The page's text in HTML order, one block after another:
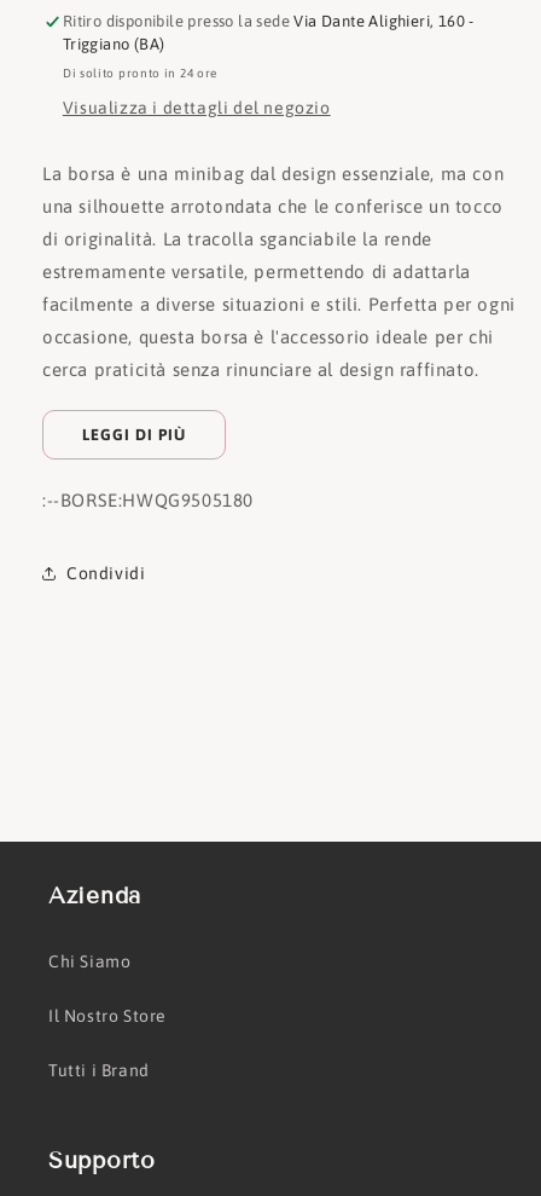
Ritiro disponibile presso la sedeVia Dante Alighieri, 160 -
Triggiano (BA)
Di solito pronto in 24 ore
Visualizza i dettagli del negozio
La borsa è una minibag dal design essenziale, ma con
una silhouette arrotondata che le conferisce un tocco
di originalità. La tracolla sganciabile la rende
estremamente versatile, permettendo di adattarla
facilmente a diverse situazioni e stili. Perfetta per ogni
occasione, questa borsa è l'accessorio ideale per chi
cerca praticità senza rinunciare al design raffinato.
LEGGI DI PIÙ
:--BORSE:HWQG9505180
Condividi
Azienda
Chi Siamo
Il Nostro Store
Tutti i Brand
Supporto